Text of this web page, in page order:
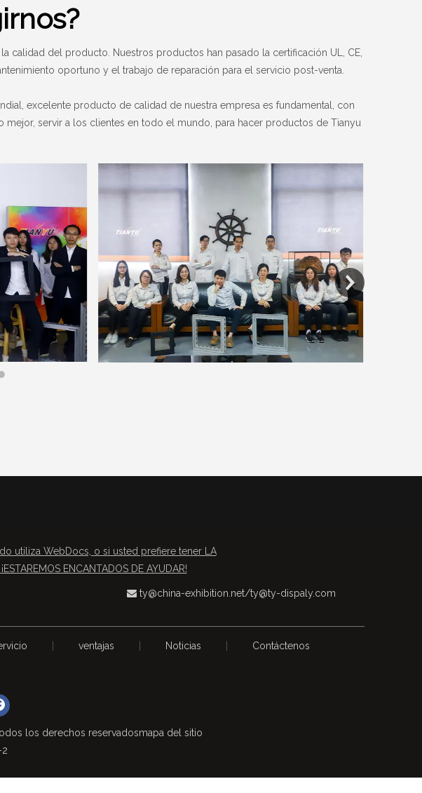
calidad del producto. Nuestros productos han pasado la certificación UL, CE,
oportuno y el trabajo de reparación para el servicio post-venta.
excelente producto de calidad de nuestra empresa es fundamental, con
servir a los clientes en todo el mundo, para hacer productos de Tianyu
utiliza WebDocs, o si usted prefiere tener LA
ENCANTADOS DE AYUDAR!
 ty@china-exhibition.net/ty@ty-dispaly.com
ventajas Noticias Contáctenos
los derechos reservadosmapa del sitio